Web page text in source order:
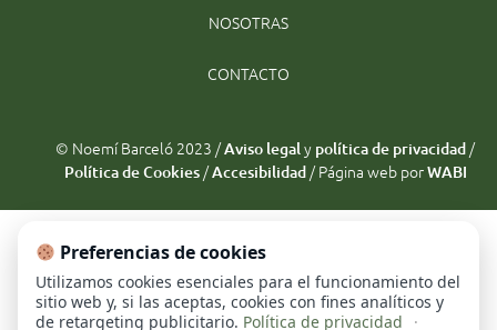
© Noemí Barceló 2023 /Aviso legal y política de privacidad /
Política de Cookies/Accesibilidad/ Página web porWABI
NOSOTRAS
CONTACTO
Preferencias de cookies
Utilizamos cookies esenciales para el funcionamiento del
sitio web y, si las aceptas, cookies con fines analíticos y
de retargeting publicitario. Política de privacidad ·